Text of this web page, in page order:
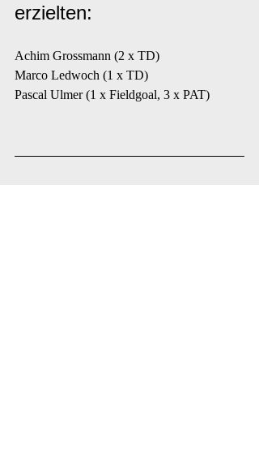
erzielten:
Achim Grossmann (2 x TD)
Marco Ledwoch (1 x TD)
Pascal Ulmer (1 x Fieldgoal, 3 x PAT)